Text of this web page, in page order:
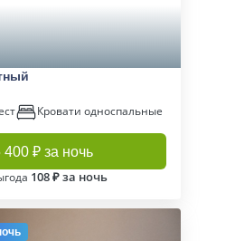
Кровати односпальные
400 ₽ за ночь
108 ₽ за ночь